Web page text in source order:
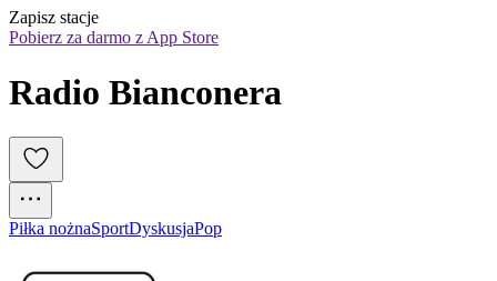
Zapisz stacje
Pobierz za darmo z App Store
Radio Bianconera
Piłka nożnaSportDyskusjaPop